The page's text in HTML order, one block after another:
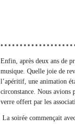
Enfin, après deux ans de
musique. Quelle joie de
l’apéritif, une animation
circonstance. Nous avions
verre offert par les
La soirée commençait